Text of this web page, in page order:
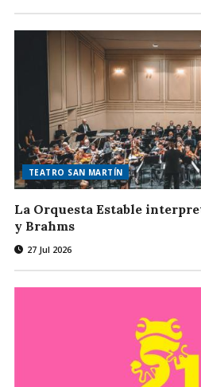
TEATRO SAN MARTÍN
La Orquesta Estable
y Brahms
27 Jul 2026